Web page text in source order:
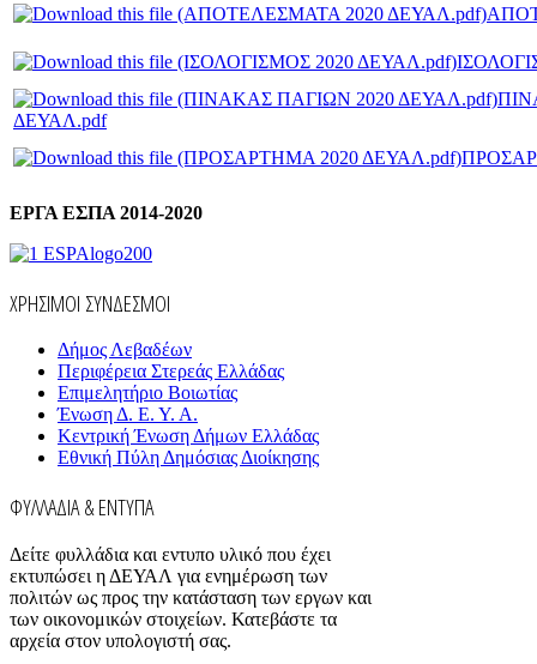
ΔΕΥΑΛ.pdf
ΕΡΓΑ ΕΣΠΑ 2014-2020
ΧΡΗΣΙΜΟΙ ΣΥΝΔΕΣΜΟΙ
Δήμος Λεβαδέων
Περιφέρεια Στερεάς Ελλάδας
Επιμελητήριο Βοιωτίας
Ένωση Δ. Ε. Υ. Α.
Κεντρική Ένωση Δήμων Ελλάδας
Εθνική Πύλη Δημόσιας Διοίκησης
ΦΥΛΛΑΔΙΑ & ΕΝΤΥΠΑ
Δείτε φυλλάδια και εντυπο υλικό που έχει
εκτυπώσει η ΔΕΥΑΛ για ενημέρωση των
πολιτών ως προς την κατάσταση των εργων και
των οικονομικών στοιχείων. Κατεβάστε τα
αρχεία στον υπολογιστή σας.